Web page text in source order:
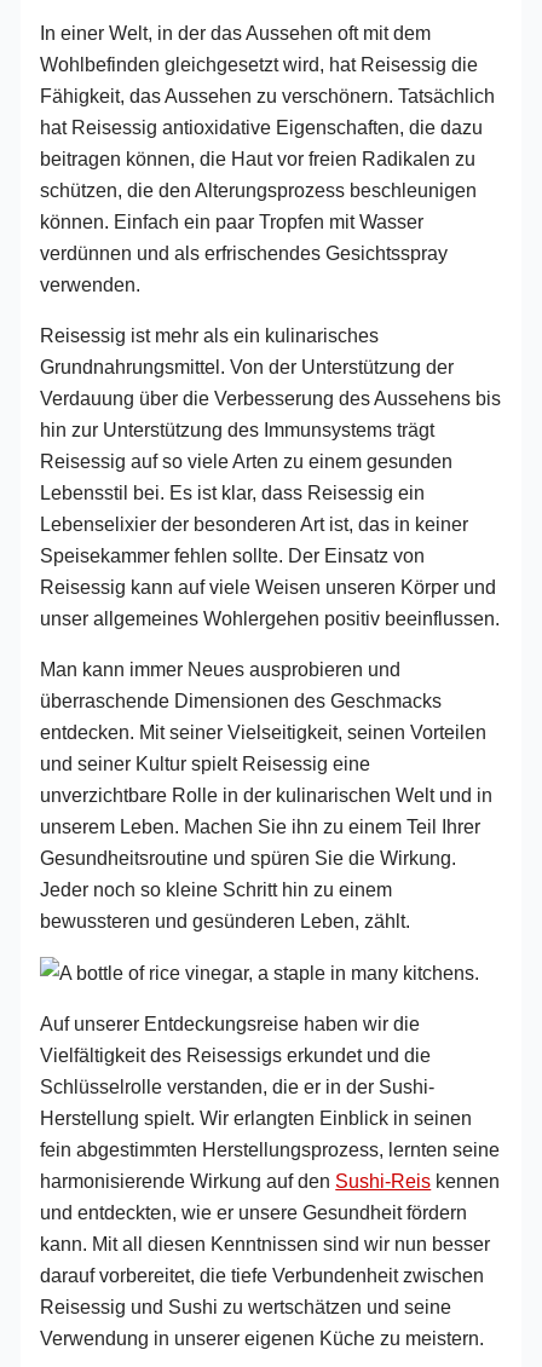
In einer Welt, in der das Aussehen oft mit dem
Wohlbefinden gleichgesetzt wird, hat Reisessig die
Fähigkeit, das Aussehen zu verschönern. Tatsächlich
hat Reisessig antioxidative Eigenschaften, die dazu
beitragen können, die Haut vor freien Radikalen zu
schützen, die den Alterungsprozess beschleunigen
können. Einfach ein paar Tropfen mit Wasser
verdünnen und als erfrischendes Gesichtsspray
verwenden.
Reisessig ist mehr als ein kulinarisches
Grundnahrungsmittel. Von der Unterstützung der
Verdauung über die Verbesserung des Aussehens bis
hin zur Unterstützung des Immunsystems trägt
Reisessig auf so viele Arten zu einem gesunden
Lebensstil bei. Es ist klar, dass Reisessig ein
Lebenselixier der besonderen Art ist, das in keiner
Speisekammer fehlen sollte. Der Einsatz von
Reisessig kann auf viele Weisen unseren Körper und
unser allgemeines Wohlergehen positiv beeinflussen.
Man kann immer Neues ausprobieren und
überraschende Dimensionen des Geschmacks
entdecken. Mit seiner Vielseitigkeit, seinen Vorteilen
und seiner Kultur spielt Reisessig eine
unverzichtbare Rolle in der kulinarischen Welt und in
unserem Leben. Machen Sie ihn zu einem Teil Ihrer
Gesundheitsroutine und spüren Sie die Wirkung.
Jeder noch so kleine Schritt hin zu einem
bewussteren und gesünderen Leben, zählt.
Auf unserer Entdeckungsreise haben wir die
Vielfältigkeit des Reisessigs erkundet und die
Schlüsselrolle verstanden, die er in der Sushi-
Herstellung spielt. Wir erlangten Einblick in seinen
fein abgestimmten Herstellungsprozess, lernten seine
harmonisierende Wirkung auf den Sushi-Reis kennen
und entdeckten, wie er unsere Gesundheit fördern
kann. Mit all diesen Kenntnissen sind wir nun besser
darauf vorbereitet, die tiefe Verbundenheit zwischen
Reisessig und Sushi zu wertschätzen und seine
Verwendung in unserer eigenen Küche zu meistern.